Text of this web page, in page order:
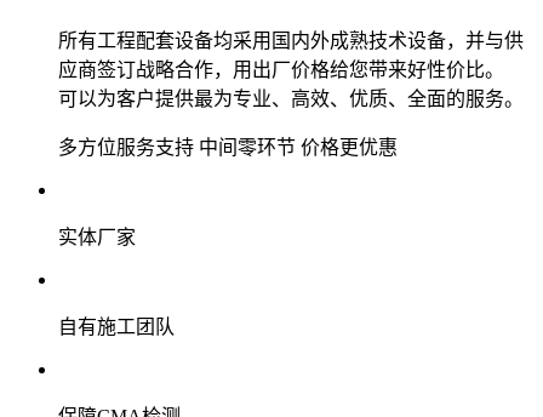
所有工程配套设备均采用国内外成熟技术设备，并与供
应商签订战略合作，用出厂价格给您带来好性价比。
可以为客户提供最为专业、高效、优质、全面的服务。
多方位服务支持 中间零环节 价格更优惠
实体厂家
自有施工团队